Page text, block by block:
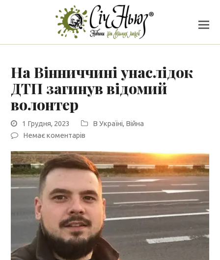
На Вінниччині унаслідок
ДТП загинув відомий
волонтер
1 Грудня, 2023 В Україні, Війна
Немає коментарів